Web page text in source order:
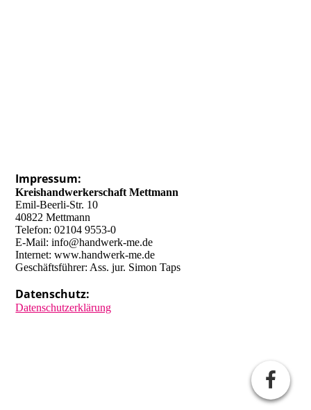
Impressum:
Kreishandwerkerschaft Mettmann
Emil-Beerli-Str. 10
40822 Mettmann
Telefon: 02104 9553-0
E-Mail: info@handwerk-me.de
Internet: www.handwerk-me.de
Geschäftsführer: Ass. jur. Simon Taps
Datenschutz:
Datenschutzerklärung